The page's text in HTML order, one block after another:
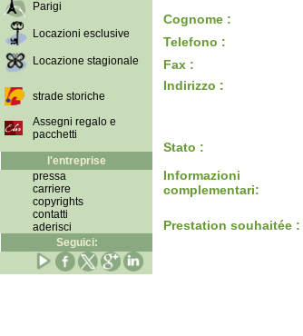
Parigi
Locazioni esclusive
Locazione stagionale
strade storiche
Assegni regalo e
pacchetti
l'entreprise
pressa
carriere
copyrights
contatti
aderisci
Seguici:
Cognome :
Telefono :
Fax :
Indirizzo :
Stato :
Informazioni
complementari:
Prestation souhaitée :